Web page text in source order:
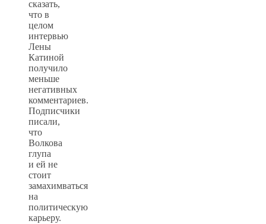
сказать,
что в
целом
интервью
Лены
Катиной
получило
меньше
негативных
комментариев.
Подписчики
писали,
что
Волкова
глупа
и ей не
стоит
замахимваться
на
политическую
карьеру.